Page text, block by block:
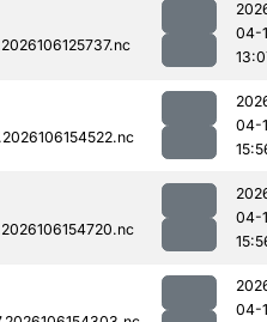
04-
04-
04-
04-